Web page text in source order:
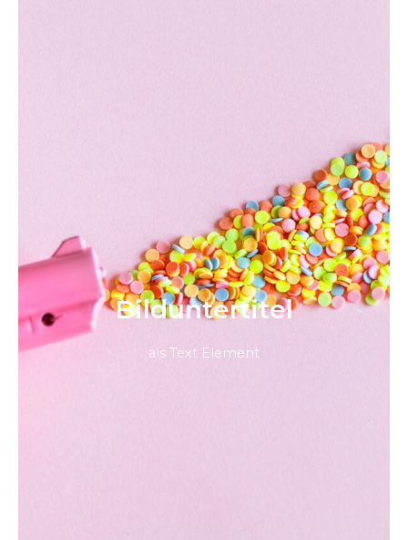
Bild­unter­titel
als Text Element